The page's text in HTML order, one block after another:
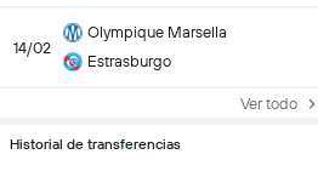
14/02
Olympique Marsella
Estrasburgo
Ver todo
Historial de transferencias